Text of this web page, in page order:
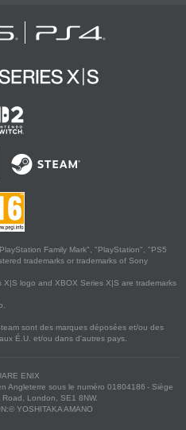
Family Mark", "PlayStation", "PS5
trademarks or trademarks of Sony
X|S logo and XBOX Series X|S are trademarks
sont des marques déposées et/ou des
É.U. et/ou dans d'autres pays.
ENIX
Angleterre sous le numéro 01804186 - Siège
London, SE1 8NW.
YOSHITAKA AMANO